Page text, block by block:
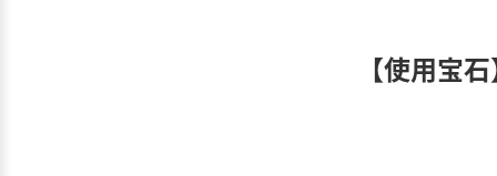
【使用宝